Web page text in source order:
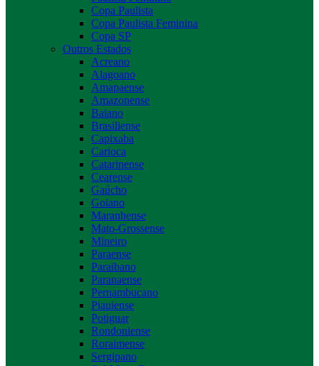
Copa Paulista
Copa Paulista Feminina
Copa SP
Outros Estados
Acreano
Alagoano
Amapaense
Amazonense
Baiano
Brasiliense
Capixaba
Carioca
Catarinense
Cearense
Gaúcho
Goiano
Maranhense
Mato-Grossense
Mineiro
Paraense
Paraibano
Paranaense
Pernambucano
Piauiense
Potiguar
Rondoniense
Roraimense
Sergipano